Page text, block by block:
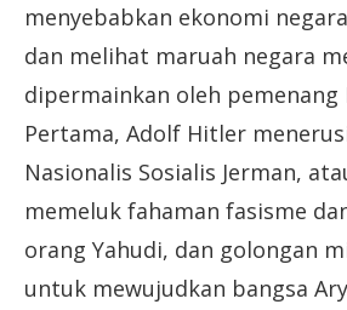
menyebabkan ekonomi
dan melihat maruah negara
dipermainkan oleh pemenang
Pertama, Adolf Hitler
Nasionalis Sosialis Jerman,
memeluk fahaman fasisme
orang Yahudi, dan golongan
untuk mewujudkan bangsa